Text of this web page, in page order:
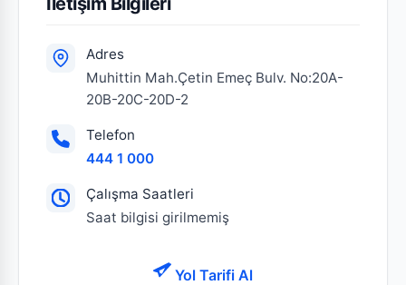
Adres
Muhittin Mah.Çetin Emeç Bulv. No:20A-
20B-20C-20D-2
Telefon
444 1 000
Çalışma Saatleri
Saat bilgisi girilmemiş
Yol Tarifi Al